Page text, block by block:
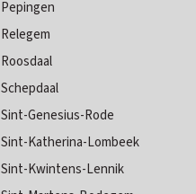
Pepingen
Relegem
Roosdaal
Schepdaal
Sint-Genesius-Rode
Sint-Katherina-Lombeek
Sint-Kwintens-Lennik